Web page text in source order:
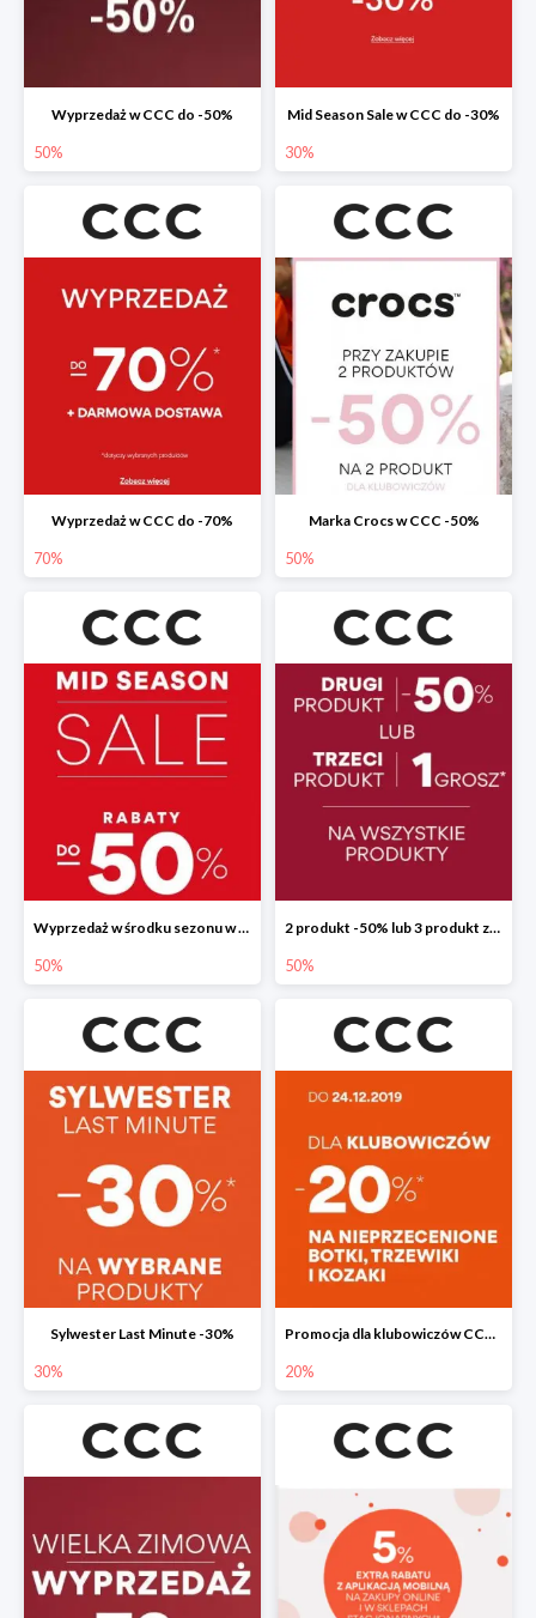
Wyprzedaż w CCC do -50%
50%
Mid Season Sale w CCC do -30%
30%
Wyprzedaż w CCC do -70%
70%
Marka Crocs w CCC -50%
50%
Wyprzedaż w środku sezonu w CCC do -50%
50%
2 produkt -50% lub 3 produkt za 1 grosz
50%
Sylwester Last Minute -30%
30%
Promocja dla klubowiczów CCC do -20%
20%